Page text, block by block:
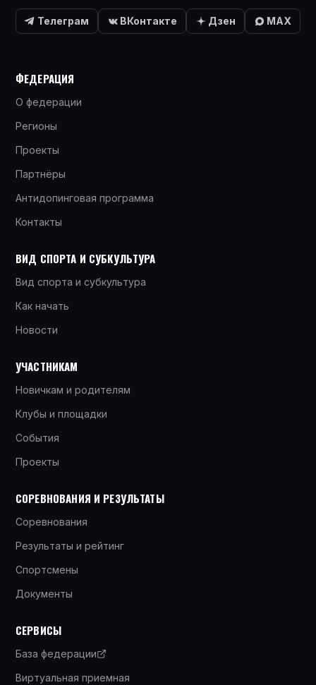
Телеграм ВКонтакте Дзен MAX
ФЕДЕРАЦИЯ
О федерации
Регионы
Проекты
Партнёры
Антидопинговая программа
Контакты
ВИД СПОРТА И СУБКУЛЬТУРА
Вид спорта и субкультура
Как начать
Новости
УЧАСТНИКАМ
Новичкам и родителям
Клубы и площадки
События
Проекты
СОРЕВНОВАНИЯ И РЕЗУЛЬТАТЫ
Соревнования
Результаты и рейтинг
Спортсмены
Документы
СЕРВИСЫ
База федерации
Виртуальная приемная